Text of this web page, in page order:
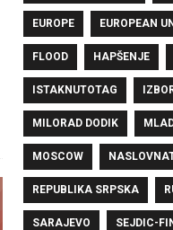
EUROPE EUROPEAN
FLOOD HAPŠENJE
ISTAKNUTOTAG
MILORAD DODIK
MOSCOW
REPUBLIKA SRPSKA
SARAJEVO SEJDIC-